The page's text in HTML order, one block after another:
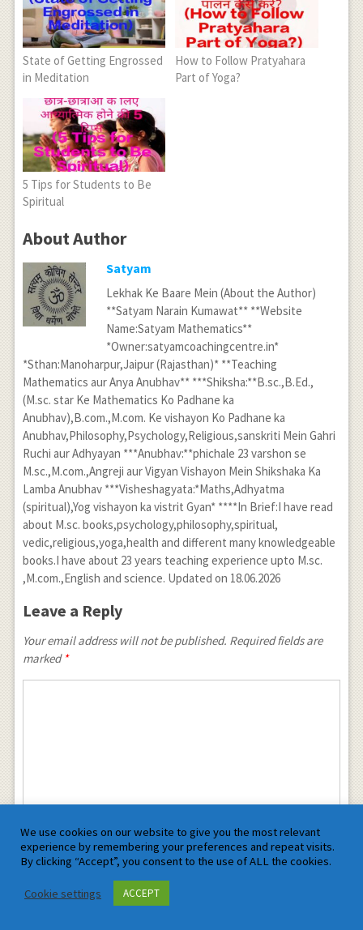
State of Getting Engrossed
in Meditation
How to Follow Pratyahara
Part of Yoga?
5 Tips for Students to Be
Spiritual
About Author
Satyam
Lekhak Ke Baare Mein (About the Author)
**Satyam Narain Kumawat** **Website
Name:Satyam Mathematics**
*Owner:satyamcoachingcentre.in*
*Sthan:Manoharpur,Jaipur (Rajasthan)* **Teaching
Mathematics aur Anya Anubhav** ***Shiksha:**B.sc.,B.Ed.,
(M.sc. star Ke Mathematics Ko Padhane ka
Anubhav),B.com.,M.com. Ke vishayon Ko Padhane ka
Anubhav,Philosophy,Psychology,Religious,sanskriti Mein Gahri
Ruchi aur Adhyayan ***Anubhav:**phichale 23 varshon se
M.sc.,M.com.,Angreji aur Vigyan Vishayon Mein Shikshaka Ka
Lamba Anubhav ***Visheshagyata:*Maths,Adhyatma
(spiritual),Yog vishayon ka vistrit Gyan* ****In Brief:I have read
about M.sc. books,psychology,philosophy,spiritual,
vedic,religious,yoga,health and different many knowledgeable
books.I have about 23 years teaching experience upto M.sc.
,M.com.,English and science. Updated on 18.06.2026
Leave a Reply
Your email address will not be published. Required fields are
marked *
We use cookies on our website to give you the most relevant
experience by remembering your preferences and repeat visits.
By clicking “Accept”, you consent to the use of ALL the cookies.
Cookie settings ACCEPT